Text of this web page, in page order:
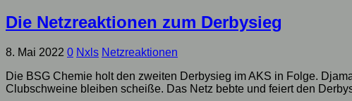
Die Netzreaktionen zum Derbysieg
8. Mai 2022 0 Nxls Netzreaktionen
Die BSG Chemie holt den zweiten Derbysieg im AKS in Folge.
Clubschweine bleiben scheiße. Das Netz bebte und feiert den